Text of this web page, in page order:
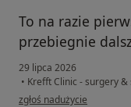
To na razie
przebiegnie
29 lipca 2026
• Krefft Clinic - surgery &
w opinii użytkownika MS
zgłoś nadużycie